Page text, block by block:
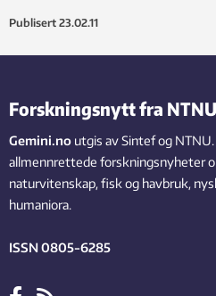
Publisert 23.02.11
Forskningsnytt fra
Gemini.no utgis av Sintef og
allmennrettede forskningsnyheter
naturvitenskap, fisk og havbruk,
humaniora.
ISSN 0805-6285